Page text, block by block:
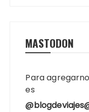
MASTODON
Para
es